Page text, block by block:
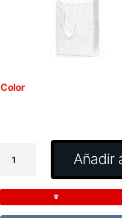
Color
Antibacteriana
Añadir